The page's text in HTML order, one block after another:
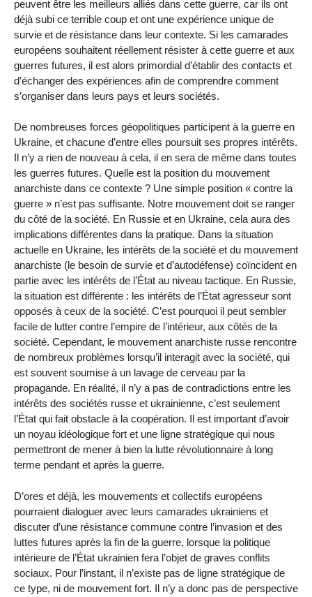
peuvent être les meilleurs alliés dans cette guerre, car ils ont
déjà subi ce terrible coup et ont une expérience unique de
survie et de résistance dans leur contexte. Si les camarades
européens souhaitent réellement résister à cette guerre et aux
guerres futures, il est alors primordial d’établir des contacts et
d’échanger des expériences afin de comprendre comment
s’organiser dans leurs pays et leurs sociétés.
De nombreuses forces géopolitiques participent à la guerre en
Ukraine, et chacune d’entre elles poursuit ses propres intérêts.
Il n’y a rien de nouveau à cela, il en sera de même dans toutes
les guerres futures. Quelle est la position du mouvement
anarchiste dans ce contexte ? Une simple position « contre la
guerre » n’est pas suffisante. Notre mouvement doit se ranger
du côté de la société. En Russie et en Ukraine, cela aura des
implications différentes dans la pratique. Dans la situation
actuelle en Ukraine, les intérêts de la société et du mouvement
anarchiste (le besoin de survie et d’autodéfense) coïncident en
partie avec les intérêts de l’État au niveau tactique. En Russie,
la situation est différente : les intérêts de l’État agresseur sont
opposés à ceux de la société. C’est pourquoi il peut sembler
facile de lutter contre l’empire de l’intérieur, aux côtés de la
société. Cependant, le mouvement anarchiste russe rencontre
de nombreux problèmes lorsqu’il interagit avec la société, qui
est souvent soumise à un lavage de cerveau par la
propagande. En réalité, il n’y a pas de contradictions entre les
intérêts des sociétés russe et ukrainienne, c’est seulement
l’État qui fait obstacle à la coopération. Il est important d’avoir
un noyau idéologique fort et une ligne stratégique qui nous
permettront de mener à bien la lutte révolutionnaire à long
terme pendant et après la guerre.
D’ores et déjà, les mouvements et collectifs européens
pourraient dialoguer avec leurs camarades ukrainiens et
discuter d’une résistance commune contre l’invasion et des
luttes futures après la fin de la guerre, lorsque la politique
intérieure de l’État ukrainien fera l’objet de graves conflits
sociaux. Pour l’instant, il n’existe pas de ligne stratégique de
ce type, ni de mouvement fort. Il n’y a donc pas de perspective